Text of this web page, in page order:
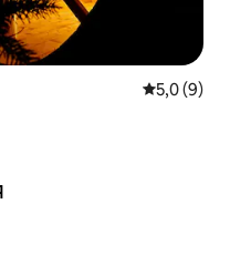
Середня
5,0 (9)